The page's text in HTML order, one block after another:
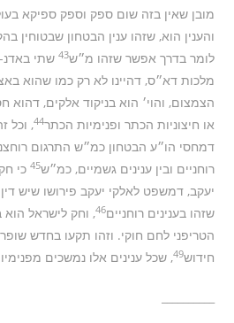
מובן שאין בזה שום ספק וספק ספיקא
והענין הוא, שזהו ענין הבטחון שבטוחין
לומר בדרך אפשר שזהו מ״ש43 שתי באדנ-
מלכות דא״ס, דהיינו לא רק כמו שהוא
הצמצום, והוי׳ הוא בניקוד אלקים, דהוא
או חיצוניות הכתר ופנימיות הכתר44, וכל
דמחסי הו״ע הבטחון כמ״ש התרגום
רוחניים ובין ענינים גשמיים, כמ״ש45 כי
יעקב, דמשפט לאלקי יעקב פירושו שיש
שזהו בענינים רוחניים46, וחק לישראל הוא
הטריפני לחם חוקי. וזהו תקעו בחדש שופר
חידוש49, שכל ענינים אלו נמשכים